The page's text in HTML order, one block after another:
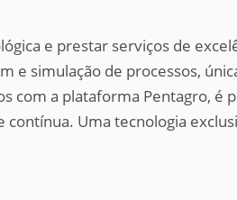
e prestar serviços de
e simulação de processos,
com a plataforma Pentagro,
Uma tecnologia